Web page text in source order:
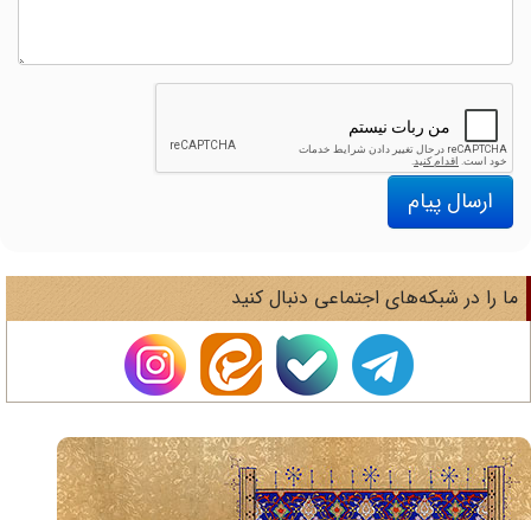
ارسال پیام
را در شبکه‌های اجتماعی دنبال کنید